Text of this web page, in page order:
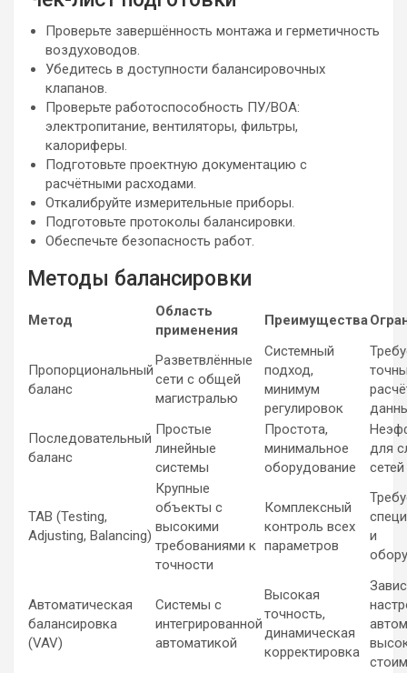
Проверьте завершённость монтажа и герметичность
воздуховодов.
Убедитесь в доступности балансировочных
клапанов.
Проверьте работоспособность ПУ/ВОА:
электропитание, вентиляторы, фильтры,
калориферы.
Подготовьте проектную документацию с
расчётными расходами.
Откалибруйте измерительные приборы.
Подготовьте протоколы балансировки.
Обеспечьте безопасность работ.
Методы балансировки
Метод
Область
применения
Преимущества
Пропорциональный
баланс
Разветвлённые
сети с общей
магистралью
Системный
подход,
минимум
регулировок
Последовательный
баланс
Простые
линейные
системы
Простота,
минимальное
оборудование
для
сетей
TAB (Testing,
Adjusting, Balancing)
Крупные
объекты с
высокими
требованиями к
точности
Комплексный
контроль всех
параметров
и
Автоматическая
балансировка
(VAV)
Системы с
интегрированной
автоматикой
Высокая
точность,
динамическая
корректировка